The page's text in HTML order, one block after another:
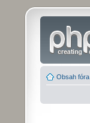
Obsah fóra